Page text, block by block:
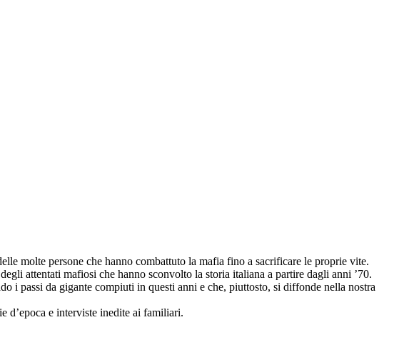
molte persone che hanno combattuto la mafia fino a sacrificare le proprie vite.
attentati mafiosi che hanno sconvolto la storia italiana a partire dagli anni ’70.
i passi da gigante compiuti in questi anni e che, piuttosto, si diffonde nella nostra
d’epoca e interviste inedite ai familiari.